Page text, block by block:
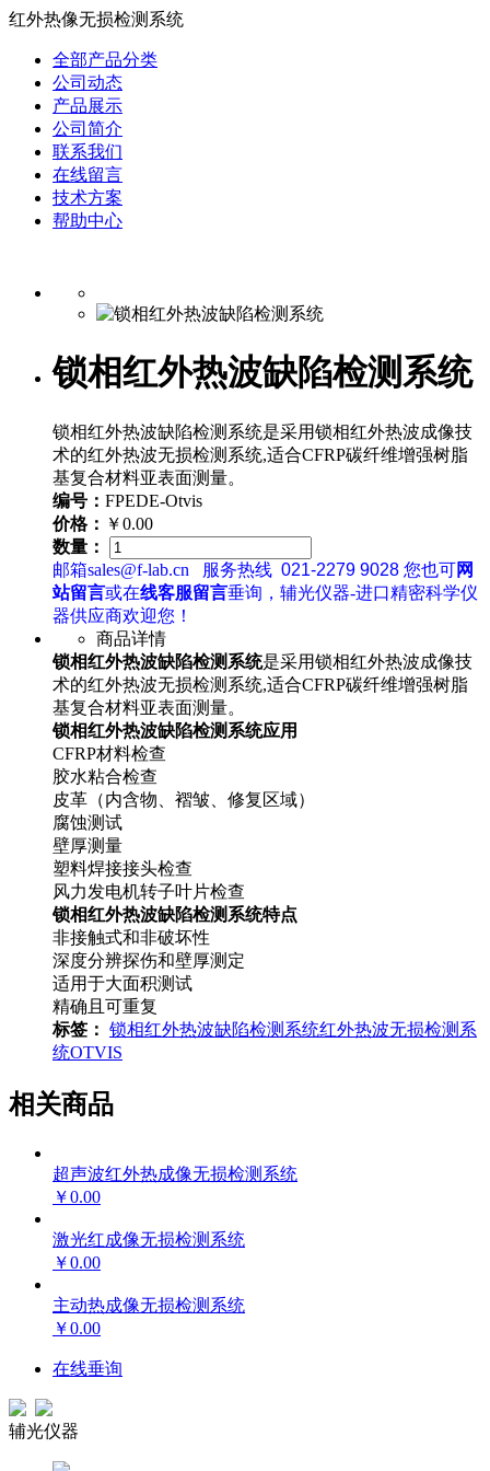
红外热像无损检测系统
全部产品分类
公司动态
产品展示
公司简介
联系我们
在线留言
技术方案
帮助中心
锁相红外热波缺陷检测系统
锁相红外热波缺陷检测系统是采用锁相红外热波成像技
术的红外热波无损检测系统,适合CFRP碳纤维增强树脂
基复合材料亚表面测量。
编号： FPEDE-Otvis
价格： ￥0.00
数量：
邮箱sales@f-lab.cn
服务热线 021-2279 9028 您也可网
站留言或在线客服留言垂询，辅光仪器-进口精密科学仪
器供应商欢迎您！
商品详情
锁相红外热波缺陷检测系统是采用锁相红外热波成像技
术的红外热波无损检测系统,适合CFRP碳纤维增强树脂
基复合材料亚表面测量。
锁相红外热波缺陷检测系统应用
CFRP材料检查
胶水粘合检查
皮革（内含物、褶皱、修复区域）
腐蚀测试
壁厚测量
塑料焊接接头检查
风力发电机转子叶片检查
锁相红外热波缺陷检测系统特点
非接触式和非破坏性
深度分辨探伤和壁厚测定
适用于大面积测试
精确且可重复
标签： 锁相红外热波缺陷检测系统红外热波无损检测系
统OTVIS
相关商品
超声波红外热成像无损检测系统
￥0.00
激光红成像无损检测系统
￥0.00
主动热成像无损检测系统
￥0.00
在线垂询
辅光仪器